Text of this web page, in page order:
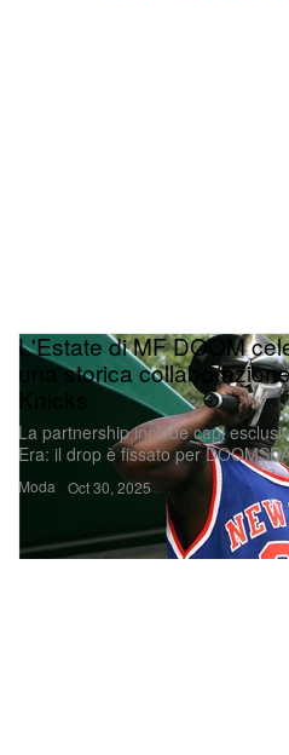
Moda
L'Estate di MF DOOM
una storica
La partnership include capi
Era: il drop è fissato per
Oct 30, 2025